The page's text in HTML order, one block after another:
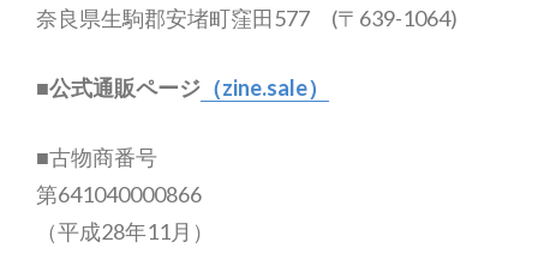
奈良県生駒郡安堵町窪田577 (〒639-1064)
■公式通販ページ （zine.sale）
■古物商番号
第641040000866
（平成28年11月）